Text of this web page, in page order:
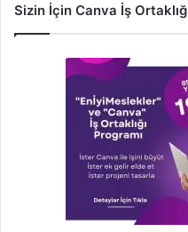
Sizin İçin Canva İş